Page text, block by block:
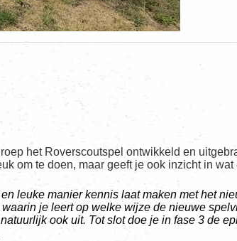
het Roverscoutspel ontwikkeld en
om te doen, maar geeft je ook inzicht in
leuke manier kennis laat maken met het
je leert op welke wijze de nieuwe
ook uit. Tot slot doe je in fase 3 de